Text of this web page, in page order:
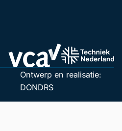
Ontwerp en realisatie:
DONDRS